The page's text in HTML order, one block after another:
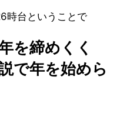
時台ということで
を締めくく
で年を始めら